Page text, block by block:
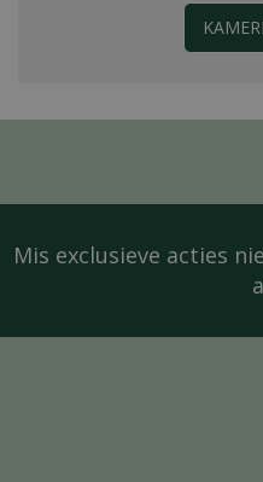
Mis exclusieve acties